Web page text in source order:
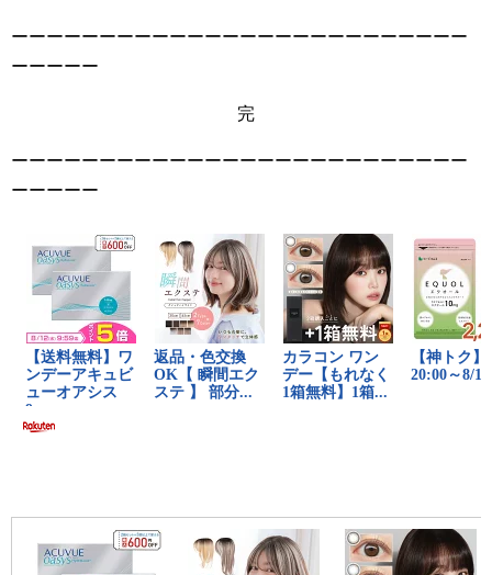
ーーーーーーーーーーーーーーーーーーーーーーーーーー
ーーーーー
完
ーーーーーーーーーーーーーーーーーーーーーーーーーー
ーーーーー